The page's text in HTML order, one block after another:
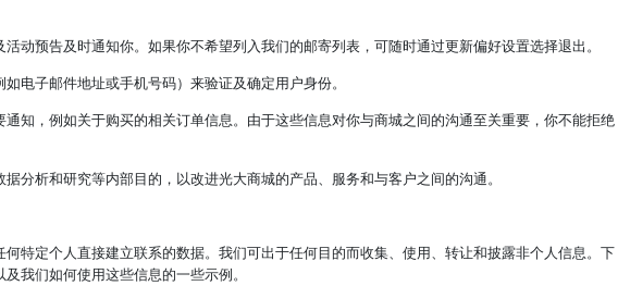
动预告及时通知你。如果你不希望列入我们的邮寄列表，可随时通过更新偏好设置选择退出。
电子邮件地址或手机号码）来验证及确定用户身份。
知，例如关于购买的相关订单信息。由于这些信息对你与商城之间的沟通至关重要，你不能拒绝
分析和研究等内部目的，以改进光大商城的产品、服务和与客户之间的沟通。
特定个人直接建立联系的数据。我们可出于任何目的而收集、使用、转让和披露非个人信息。下
我们如何使用这些信息的一些示例。